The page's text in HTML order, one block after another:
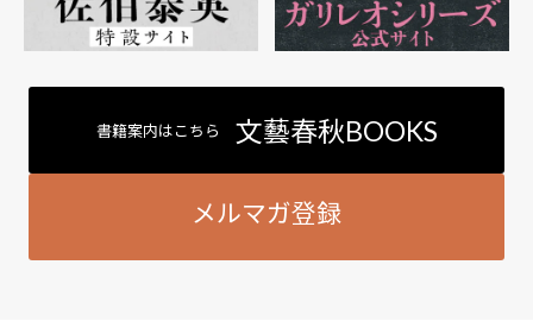
書籍案内はこちら 文藝春秋BOOKS
メルマガ登録